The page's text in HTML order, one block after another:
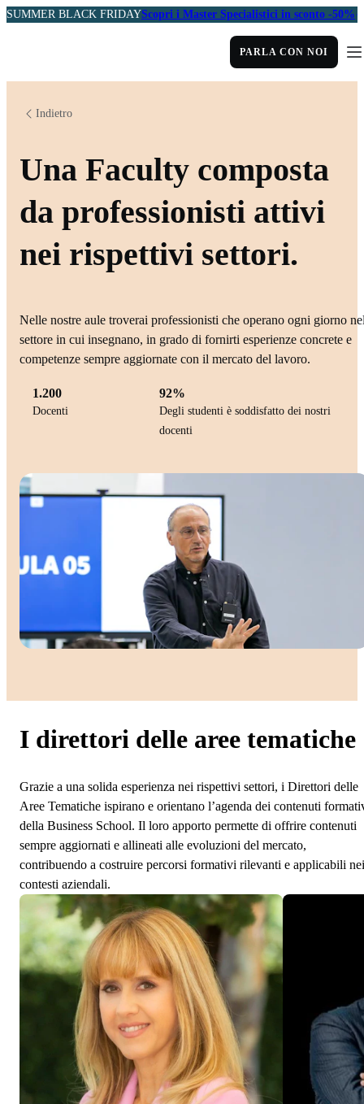
SUMMER BLACK FRIDAYScopri i Master Specialistici in sconto -50%
PARLA CON NOI
Indietro
Una Faculty composta
da professionisti attivi
nei rispettivi settori.
Nelle nostre aule troverai professionisti che operano ogni giorno
settore in cui insegnano, in grado di fornirti esperienze concrete e
competenze sempre aggiornate con il mercato del lavoro.
1.200
Docenti
92%
Degli studenti è soddisfatto dei nostri
docenti
I direttori delle aree tematiche
Grazie a una solida esperienza nei rispettivi settori, i Direttori delle
Aree Tematiche ispirano e orientano l’agenda dei contenuti
della Business School. Il loro apporto permette di offrire contenuti
sempre aggiornati e allineati alle evoluzioni del mercato,
contribuendo a costruire percorsi formativi rilevanti e applicabili nei
contesti aziendali.